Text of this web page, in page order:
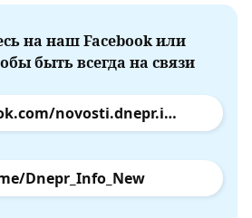
на наш Facebook или
быть всегда на связи
facebook.com/novosti.dnepr.info
Dnepr_Info_New